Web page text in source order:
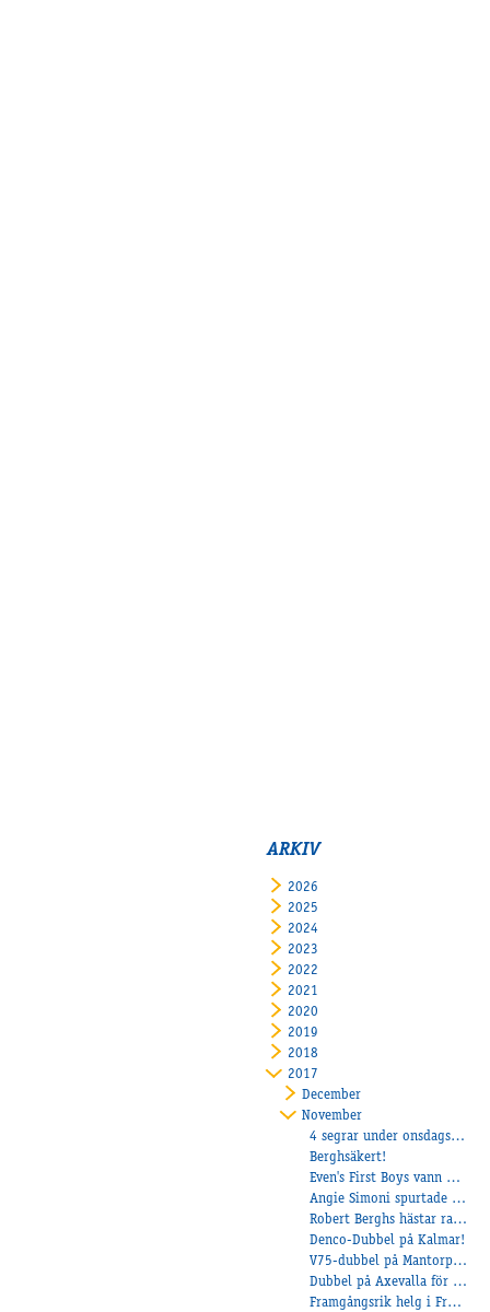
ARKIV
2026
2025
2024
2023
2022
2021
2020
2019
2018
2017
December
November
4 segrar under onsdagskvällen!
Berghsäkert!
Even's First Boys vann direkt för Linderoth
Angie Simoni spurtade vasst på Halmstad
Robert Berghs hästar radar upp segrar för tillfället
Denco-Dubbel på Kalmar!
V75-dubbel på Mantorp för Stall Bergh!
Dubbel på Axevalla för Bergh
Framgångsrik helg i Frankrike för Stall Bergh